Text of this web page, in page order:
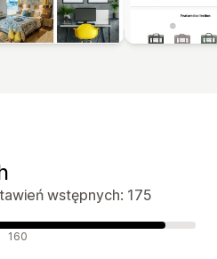
wstępnych: 175
160